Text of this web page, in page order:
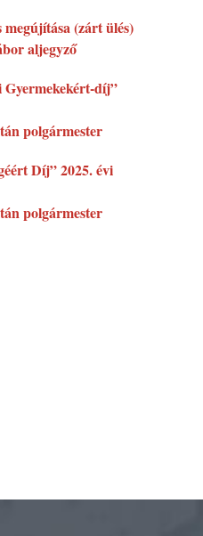
megújítása (zárt ülés)
aljegyző
Gyermekekért-díj”
polgármester
Díj” 2025. évi
polgármester